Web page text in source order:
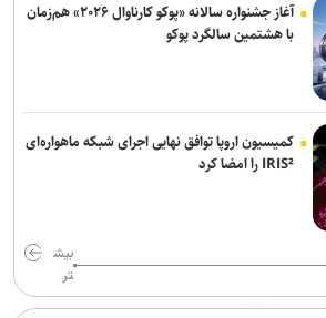
آغاز جشنواره سالانه «پوکو کارناوال ۲۰۲۶» هم‌زمان
با هشتمین سالگرد پوکو
کمیسیون اروپا توافق نهایی اجرای شبکه ماهواره‌ای
IRIS² را امضا کرد
بیش
تر